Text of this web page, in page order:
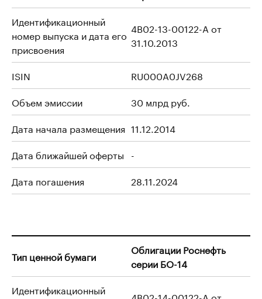
Идентификационный
номер выпуска и дата его
присвоения
4B02-13-00122-A от
31.10.2013
ISIN
RU000A0JV268
Объем эмиссии
30 млрд руб.
Дата начала размещения 11.12.2014
Дата ближайшей оферты -
Дата погашения
28.11.2024
Тип ценной бумаги
Облигации Роснефть
серии БО-14
Идентификационный